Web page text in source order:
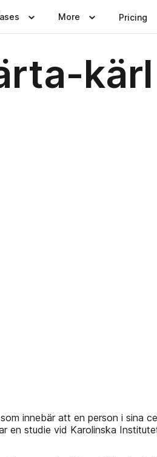
More Pricing
kärl
innebär att en person i sina
en studie vid Karolinska